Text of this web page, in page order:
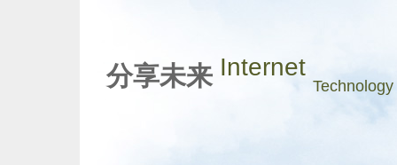
分享未来 Internet
Technology